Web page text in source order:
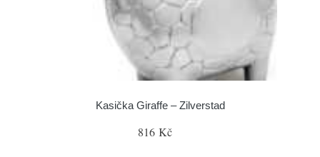
Kasička Giraffe – Zilverstad
816 Kč